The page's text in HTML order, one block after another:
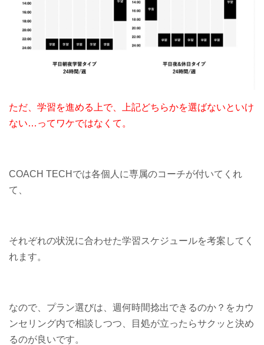
ただ、学習を進める上で、
上記どちらかを選ばないといけ
ない…ってワケではなくて。
COACH TECHでは各個人に専属のコーチが付いてくれ
て、
それぞれの状況に合わせた学習スケジュールを考案してく
れます。
なので、プラン選びは、週何時間捻出できるのか？をカウ
ンセリング内で相談しつつ、目処が立ったらサクッと決め
るのが良いです。